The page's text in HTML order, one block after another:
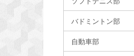
バドミントン部
自動車部